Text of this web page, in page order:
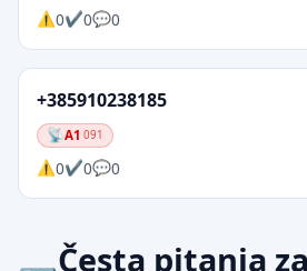
0 0 0
+385910238185
A1 091
0 0 0
Česta pitanja